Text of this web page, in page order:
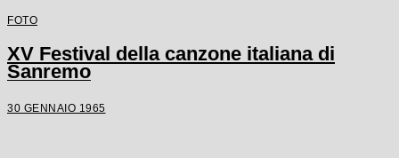
FOTO
XV Festival della canzone italiana di
Sanremo
30 GENNAIO 1965